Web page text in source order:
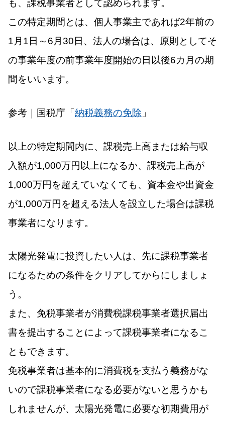
も、課税事業者として認められます。
この特定期間とは、個人事業主であれば2年前の
1月1日～6月30日、法人の場合は、原則としてそ
の事業年度の前事業年度開始の日以後6カ月の期
間をいいます。
参考｜国税庁「 納税義務の免除 」
以上の特定期間内に、課税売上高または給与収
入額が1,000万円以上になるか、課税売上高が
1,000万円を超えていなくても、資本金や出資金
が1,000万円を超える法人を設立した場合は課税
事業者になります。
太陽光発電に投資したい人は、先に課税事業者
になるための条件をクリアしてからにしましょ
う。
また、免税事業者が消費税課税事業者選択届出
書を提出することによって課税事業者になるこ
ともできます。
免税事業者は基本的に消費税を支払う義務がな
いので課税事業者になる必要がないと思うかも
しれませんが、太陽光発電に必要な初期費用が